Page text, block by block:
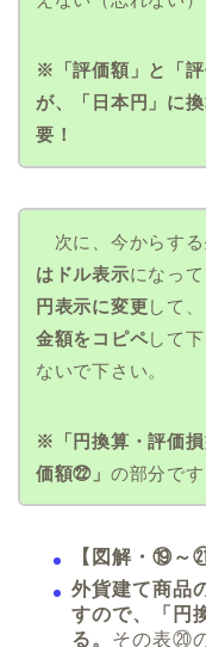
※「評価額」と「
が、「日本円」に
要！
次に、今からする
はドル表示になっ
円表示に変更して
金額をコピペして
ないで下さい。
※「円換算・評価損
価額㉒」 の部分です
【図解・⑲～
外貨建て商品
すので、「円
る。 その表⑳